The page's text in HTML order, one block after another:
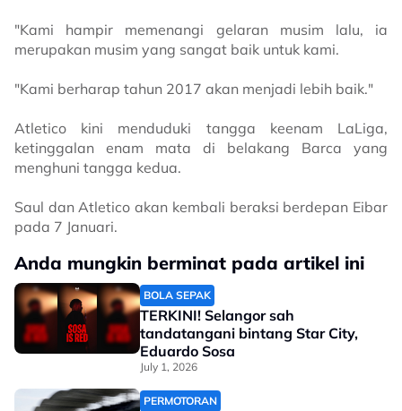
"Kami hampir memenangi gelaran musim lalu, ia
merupakan musim yang sangat baik untuk kami.
"Kami berharap tahun 2017 akan menjadi lebih baik."
Atletico kini menduduki tangga keenam LaLiga,
ketinggalan enam mata di belakang Barca yang
menghuni tangga kedua.
Saul dan Atletico akan kembali beraksi berdepan Eibar
pada 7 Januari.
Anda mungkin berminat pada artikel ini
BOLA SEPAK
TERKINI! Selangor sah
tandatangani bintang Star City,
Eduardo Sosa
July 1, 2026
PERMOTORAN